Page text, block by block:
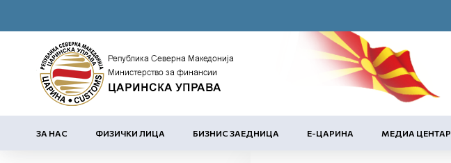
ЗА НАС ФИЗИЧКИ ЛИЦА БИЗНИС ЗАЕДНИЦА Е-ЦАРИНА МЕДИА ЦЕНТАР